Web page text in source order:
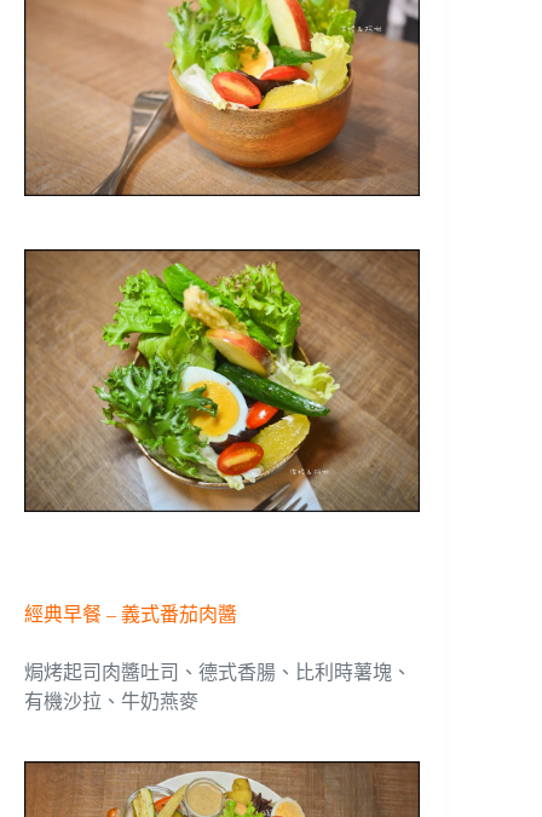
經典早餐 – 義式番茄肉醬
焗烤起司肉醬吐司、德式香腸、比利時薯塊、
有機沙拉、牛奶燕麥